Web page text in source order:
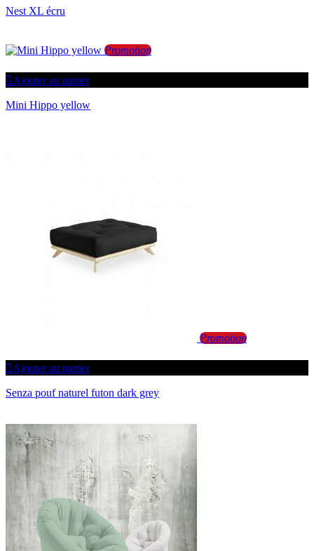
Nest XL écru
Promotion
Ajouter au panier
Mini Hippo yellow
Promotion
Ajouter au panier
Senza pouf naturel futon dark grey